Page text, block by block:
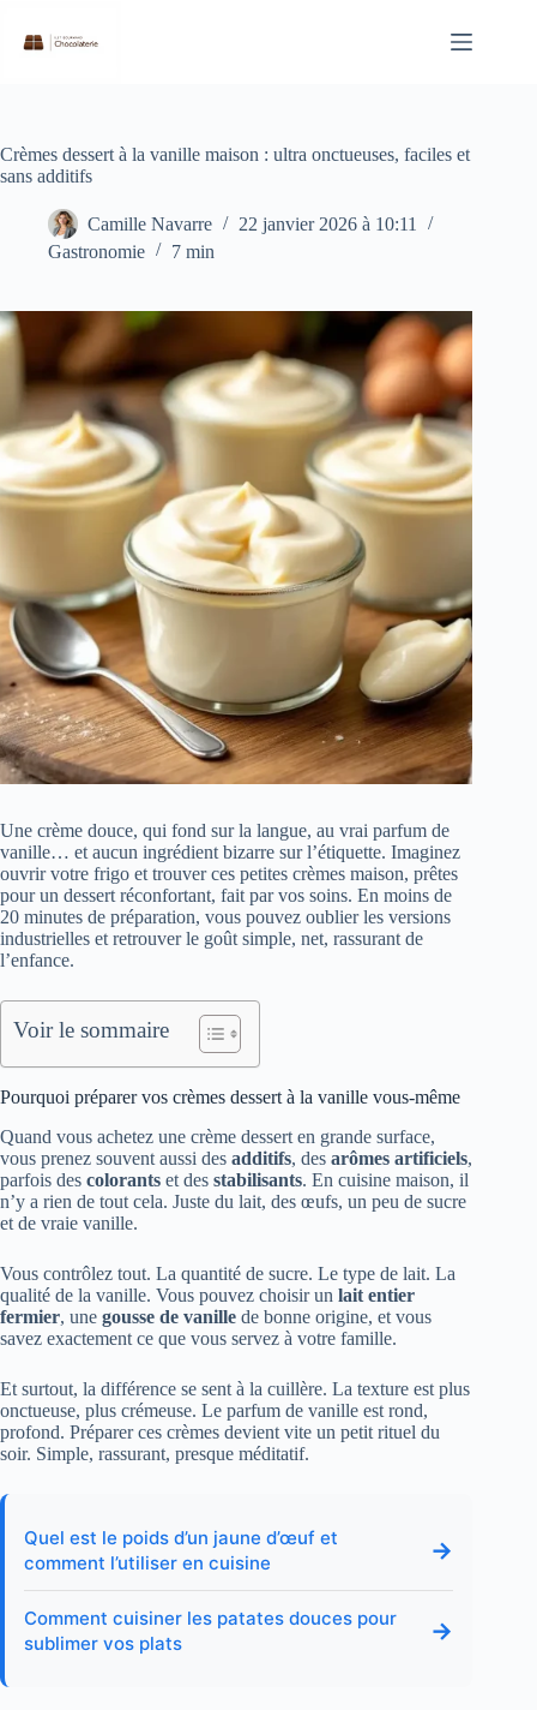
contenu
Crèmes dessert à la vanille maison : ultra onctueuses, faciles et
sans additifs
Camille Navarre
22 janvier 2026 à 10:11
Gastronomie
7 min
Une crème douce, qui fond sur la langue, au vrai parfum de
vanille… et aucun ingrédient bizarre sur l’étiquette. Imaginez
ouvrir votre frigo et trouver ces petites crèmes maison, prêtes
pour un dessert réconfortant, fait par vos soins. En moins de
20 minutes de préparation, vous pouvez oublier les versions
industrielles et retrouver le goût simple, net, rassurant de
l’enfance.
Voir le sommaire
Pourquoi préparer vos crèmes dessert à la vanille vous-même
Quand vous achetez une crème dessert en grande surface,
vous prenez souvent aussi des additifs, des arômes artificiels,
parfois des colorants et des stabilisants. En cuisine maison, il
n’y a rien de tout cela. Juste du lait, des œufs, un peu de sucre
et de vraie vanille.
Vous contrôlez tout. La quantité de sucre. Le type de lait. La
qualité de la vanille. Vous pouvez choisir un lait entier
fermier, une gousse de vanille de bonne origine, et vous
savez exactement ce que vous servez à votre famille.
Et surtout, la différence se sent à la cuillère. La texture est plus
onctueuse, plus crémeuse. Le parfum de vanille est rond,
profond. Préparer ces crèmes devient vite un petit rituel du
soir. Simple, rassurant, presque méditatif.
Quel est le poids d’un jaune d’œuf et
comment l’utiliser en cuisine
→
Comment cuisiner les patates douces pour
sublimer vos plats
→